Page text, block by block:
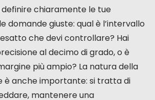
definire chiaramente le tue
domande giuste: qual è l’intervallo
che devi controllare? Hai
al decimo di grado, o è
più ampio? La natura della
è anche importante: si tratta di
mantenere una